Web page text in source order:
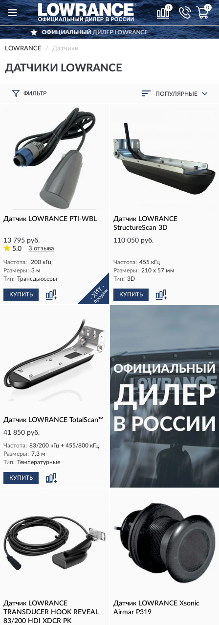
0 0
LOWRANCE ДОСТАВИМПО ВСЕЙ
LOWRANCE Датчики
ДАТЧИКИ LOWRANCE
ФИЛЬТР ПОПУЛЯРНЫЕ
Датчик LOWRANCE PTI-WBL
13 795 руб.
5.0
3 отзыва
Частота:
200 кГц
Размеры: 3 м
Тип: Трансдьюсеры
КУПИТЬ - ХИТ -
продаж
Датчик LOWRANCE
StructureScan 3D
110 050 руб.
Частота: 455 кГц
Размеры: 210 х 57 мм
Тип: 3D
КУПИТЬ
Датчик LOWRANCE TotalScan™
41 850 руб.
Частота: 83/200 кГц + 455/800 кГц
Размеры: 7,3 м
Тип: Температурные
КУПИТЬ КУПИТЬ
Датчик LOWRANCE
TRANSDUCER HOOK REVEAL
83/200 HDI XDCR PK
Датчик LOWRANCE Xsonic
Airmar P319